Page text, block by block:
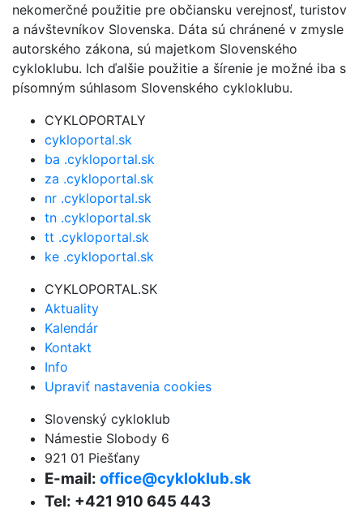
nekomerčné použitie pre občiansku verejnosť, turistov
a návštevníkov Slovenska. Dáta sú chránené v zmysle
autorského zákona, sú majetkom Slovenského
cykloklubu. Ich ďalšie použitie a šírenie je možné iba s
písomným súhlasom Slovenského cykloklubu.
CYKLOPORTALY
cykloportal.sk
ba .cykloportal.sk
za .cykloportal.sk
nr .cykloportal.sk
tn .cykloportal.sk
tt .cykloportal.sk
ke .cykloportal.sk
CYKLOPORTAL.SK
Aktuality
Kalendár
Kontakt
Info
Upraviť nastavenia cookies
Slovenský cykloklub
Námestie Slobody 6
921 01 Piešťany
E-mail: office@cykloklub.sk
Tel: +421 910 645 443